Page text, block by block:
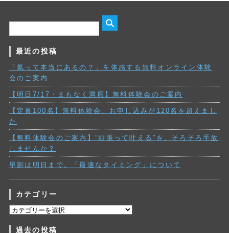
最近の投稿
「氣って本当にあるの？」を体感する無料オンライン体験
会のご案内
【明日7/17・まもなく満席】無料体験会のご案内
【定員100名】無料体験会、お申し込みが120名を超えまし
た
【無料体験会のご案内】“頑張って叶える”を、そろそろ手放
しませんか？
早割は明日まで。「最適なタイミング」について
カテゴリー
カ
ゴ過去の投稿